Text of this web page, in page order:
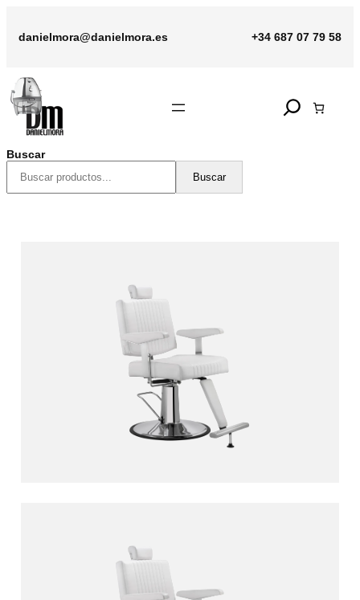
contenido
danielmora@danielmora.es +34 687 07 79 58
Search
Buscar
Buscar